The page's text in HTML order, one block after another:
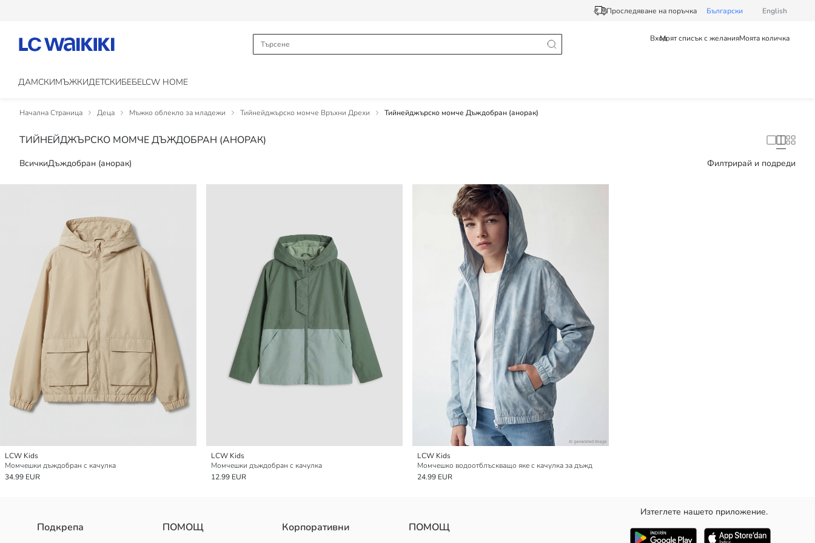
Проследяване на поръчка Български English
ВходМоят списък с желанияМоята количка
ДАМСКИМЪЖКИДЕТСКИБЕБЕLCW HOME
Начална Страница Деца Мъжко облекло за младежи Тийнейджърско момче Връхни Дрехи Тийнейджърско момче Дъждобран (анорак)
ТИЙНЕЙДЖЪРСКО МОМЧЕ ДЪЖДОБРАН (АНОРАК)
ВсичкиДъждобран (анорак) Филтрирай и подреди
LCW Kids
Момчешки дъждобран с качулка
34.99 EUR
LCW Kids
Момчешки дъждобран с качулка
12.99 EUR
LCW Kids
Момчешко водоотблъскващо яке с качулка за дъжд
24.99 EUR
Подкрепа ПОМОЩ Корпоративни ПОМОЩ
Изтеглете нашето приложение.